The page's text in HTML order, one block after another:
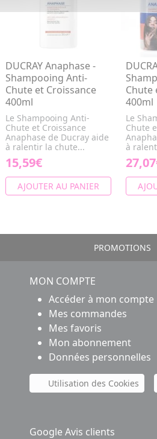
DUCRAY Anaphase -
Shampooing Anti-
Chute et Croissance
400ml
Le Shampooing Anti-
Chute et Croissance
Anaphase de Ducray aide
à ralentir la chute...
15,59€
AJOUTER AU PANIER
Chute
400ml
Le
Chute
à
PROMOTIONS
MON COMPTE
Accéder à mon compte
Mes commandes
Mes favoris
Mon abonnement
Données personnelles
Utilisation des Cookies
Google Avis clients